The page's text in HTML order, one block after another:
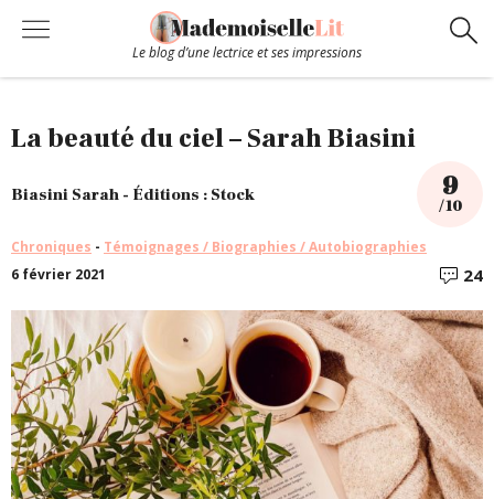
Le blog d’une lectrice et ses impressions
Coups de coeur
Hors-Série
Bibliothèque
Contact
La beauté du ciel – Sarah Biasini
Biasini Sarah - Éditions : Stock 9
/ 10
Chroniques - Témoignages / Biographies / Autobiographies
6 février 2021
24